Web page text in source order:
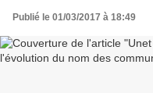
Publié le 01/03/2017 à 18:49